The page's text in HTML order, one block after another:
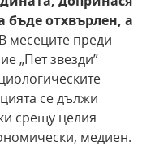
бъде отхвърлен, а
В месеците преди
„Пет звезди”
се дължи
срещу целия
медиен.